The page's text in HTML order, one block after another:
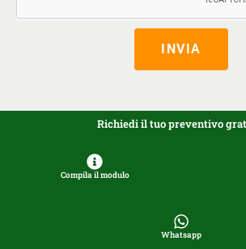
INVIA
Richiedi il tuo preventivo
Compila il modulo
Whatsapp